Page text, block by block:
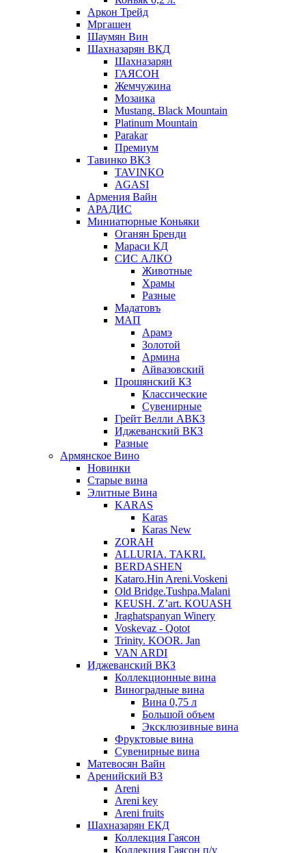
Аркон Трейд
Мргашен
Шаумян Вин
Шахназарян ВКД
Шахназарян
ГАЯСОН
Жемчужина
Мозаика
Mustang. Black Mountain
Platinum Mountain
Parakar
Премиум
Тавинко ВКЗ
TAVINKO
AGASI
Армения Вайн
АРАДИС
Миниатюрные Коньяки
Оганян Бренди
Мараси КД
СИС АЛКО
Животные
Храмы
Разные
Мадатовъ
МАП
Арамэ
Золотой
Армина
Айвазовский
Прошянский КЗ
Классические
Сувенирные
Грейт Велли АВКЗ
Иджеванский ВКЗ
Разные
Армянское Вино
Новинки
Старые вина
Элитные Вина
KARAS
Karas
Karas New
ZORAH
ALLURIA. TAKRI.
BERDASHEN
Kataro.Hin Areni.Voskeni
Old Bridge.Tushpa.Malani
KEUSH. Z’art. KOUASH
Jraghatspanyan Winery
Voskevaz - Qotot
Trinity. KOOR. Jan
VAN ARDI
Иджеванский ВКЗ
Коллекционные вина
Виноградные вина
Вина 0,75 л
Большой объем
Эксклюзивные вина
Фруктовые вина
Cувенирные вина
Матевосян Вайн
Аренийский ВЗ
Areni
Areni key
Areni fruits
Шахназарян ЕКД
Коллекция Гаясон
Коллекция Гаясон п/у